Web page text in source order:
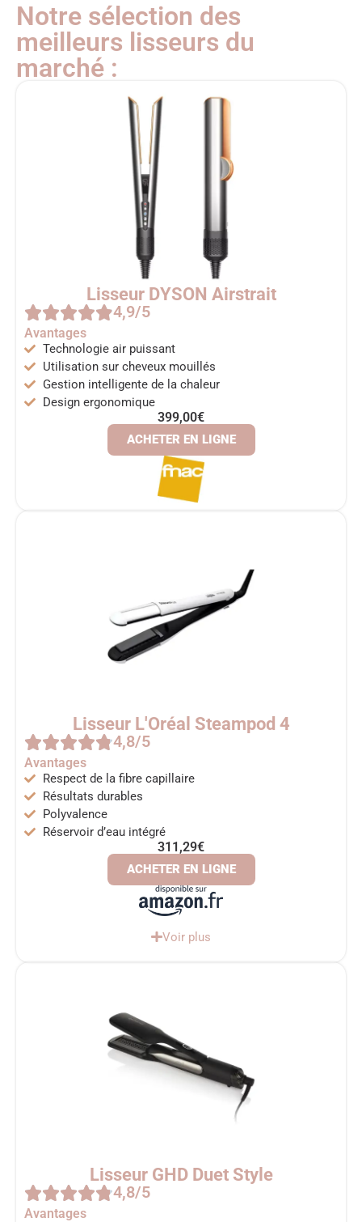
Notre sélection des
meilleurs lisseurs du
marché :
Lisseur DYSON Airstrait
4,9/5
Avantages
Technologie air puissant
Utilisation sur cheveux mouillés
Gestion intelligente de la chaleur
Design ergonomique
399,00€
ACHETER EN LIGNE
Lisseur L'Oréal Steampod 4
4,8/5
Avantages
Respect de la fibre capillaire
Résultats durables
Polyvalence
Réservoir d’eau intégré
311,29€
ACHETER EN LIGNE
Voir plus
Lisseur GHD Duet Style
4,8/5
Avantages